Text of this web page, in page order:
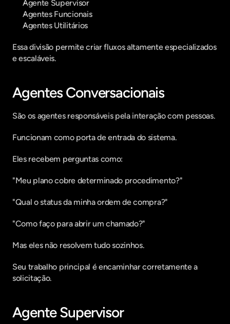
Agente Supervisor
Agentes Funcionais
Agentes Utilitários
Essa divisão permite criar fluxos altamente especializados
e escaláveis.
Agentes Conversacionais
São os agentes responsáveis pela interação com pessoas.
Funcionam como porta de entrada do sistema.
Eles recebem perguntas como:
"Meu plano cobre determinado procedimento?"
"Qual o status da minha ordem de compra?"
"Como faço para abrir um chamado?"
Mas eles não resolvem tudo sozinhos.
Seu trabalho principal é encaminhar corretamente a
solicitação.
Agente Supervisor